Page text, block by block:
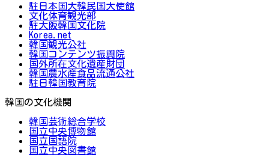
駐日本国大韓民国大使館
文化体育観光部
駐大阪韓国文化院
Korea.net
韓国観光公社
韓国コンテンツ振興院
国外所在文化遺産財団
韓国農水産食品流通公社
駐日韓国教育院
韓国の文化機関
韓国芸術総合学校
国立中央博物館
国立国語院
国立中央図書館